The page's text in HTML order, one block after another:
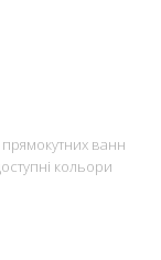
ванн
кольори